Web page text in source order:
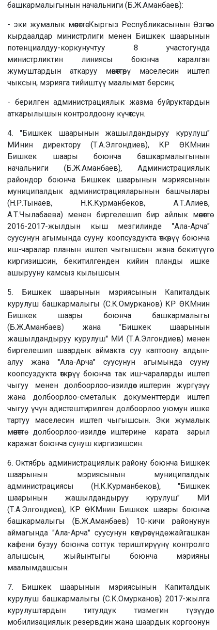
башкармалыгынын начальниги (Б.Ж.Аманбаев):
- эки жумалык мөөнөттө Кыргыз Республикасынын Өзгөчө
кырдаалдар министрлиги менен Бишкек шаарынын
потенциалдуу-коркунучтуу 8 участогунда
министрликтин линиясы боюнча каралган
жумуштардын аткаруу мөөнөттөрү маселесин иштеп
чыксын, мэрияга тийиштүү маалымат берсин;
- берилген администрациялык жазма буйруктардын
аткарылышын контролдоону күчөтсүн.
4. "Бишкек шаарынын жашылдандыруу курулуш"
МИнин директору (Т.А.Элгондиев), КР ӨКМнин
Бишкек шаары боюнча башкармалыгынын
начальниги (Б.Ж.Аманбаев), Администрациялык
райондор боюнча Бишкек шаарынын мэриясынын
муниципалдык администрацияларынын башчылары
(Н.Р.Тынаев, Н.К.Курманбеков, А.Т.Алиев,
А.Т.Чылабаева) менен биргелешип бир айлык мөөнөттө
2016-2017-жылдын кыш мезгилинде "Ала-Арча"
суусунун агымында сууну коопсуздукта өткөрүү боюнча
иш-чаралар планын иштеп чыгышсын жана бекитүүгө
киргизишсин, бекитилгенден кийин планды ишке
ашырууну камсыз кылышсын.
5. Бишкек шаарынын мэриясынын Капиталдык
курулуш башкармалыгы (С.К.Омурканов) КР ӨКМнин
Бишкек шаары боюнча башкармалыгы
(Б.Ж.Аманбаев) жана "Бишкек шаарынын
жашылдандыруу курулуш" МИ (Т.А.Элгондиев) менен
биргелешип шаардык аймакта суу каптоону алдын-
алуу жана "Ала-Арча" суусунун агымында сууну
коопсуздукта өткөрүү боюнча так иш-чараларды иштеп
чыгуу менен долбоорлоо-изилдөө иштерин жүргүзүү
жана долбоорлоо-сметалык документтерди иштеп
чыгуу үчүн адистештирилген долбоорлоо уюмун ишке
тартуу маселесин иштеп чыгышсын. Эки жумалык
мөөнөттө долбоорлоо-изилдөө иштерине карата зарыл
каражат боюнча сунуш киргизишсин.
6. Октябрь администрациялык району боюнча Бишкек
шаарынын мэриясынын муниципалдык
администрациясы (Н.К.Курманбеков), "Бишкек
шаарынын жашылдандыруу курулуш" МИ
(Т.А.Элгондиев), КР ӨКМнин Бишкек шаары боюнча
башкармалыгы (Б.Ж.Аманбаев) 10-кичи районунун
аймагында "Ала-Арча" суусунун көпүрөсүндө жайгашкан
кафени бузуу боюнча соттук териштирүүнү контролго
алышсын, жыйынтыгы боюнча мэрияны
маалымдашсын.
7. Бишкек шаарынын мэриясынын Капиталдык
курулуш башкармалыгы (С.К.Омурканов) 2017-жылга
курулуштардын титулдук тизмегин түзүүдө
мобилизациялык резервдин жана шаардык коргоонун